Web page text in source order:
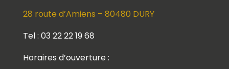
28 route d’Amiens – 80480 DURY
Tel : 03 22 22 19 68
Horaires d’ouverture :